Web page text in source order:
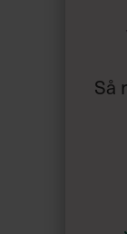
Så